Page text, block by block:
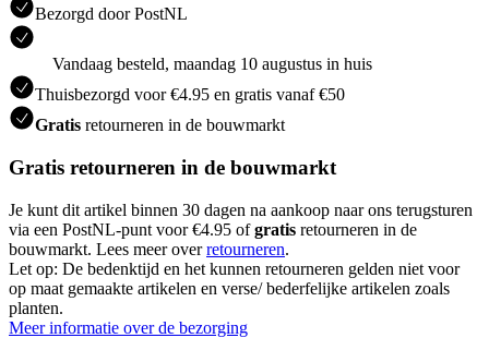
Bezorgd door PostNL
Vandaag besteld, maandag 10 augustus in huis
Thuisbezorgd voor €4.95 en gratis vanaf €50
Gratis retourneren in de bouwmarkt
Gratis retourneren in de bouwmarkt
Je kunt dit artikel binnen 30 dagen na aankoop naar ons terugsturen
via een PostNL-punt voor €4.95 ofgratis retourneren in de
bouwmarkt. Lees meer overretourneren.
Let op: De bedenktijd en het kunnen retourneren gelden niet voor
op maat gemaakte artikelen en verse/ bederfelijke artikelen zoals
planten.
Meer informatie over de bezorging